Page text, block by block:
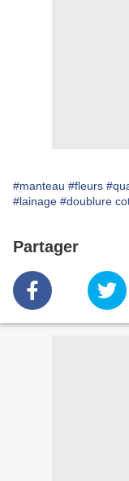
#manteau #fleurs
#lainage #doublure
Partager